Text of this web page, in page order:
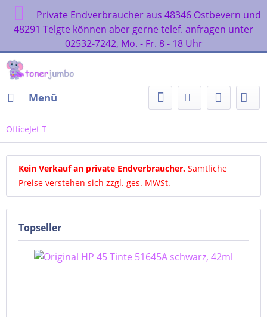
Private Endverbraucher aus 48346 Ostbevern und
48291 Telgte können aber gerne telef. anfragen unter
02532-7242, Mo. - Fr. 8 - 18 Uhr
Menü
OfficeJet T
Kein Verkauf an private Endverbraucher. Sämtliche
Preise verstehen sich zzgl. ges. MWSt.
Topseller